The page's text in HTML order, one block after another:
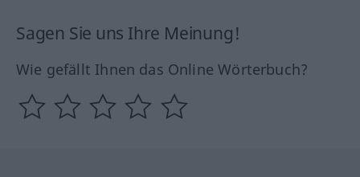
Sagen Sie uns Ihre Meinung!
Wie gefällt Ihnen das Online Wörterbuch?